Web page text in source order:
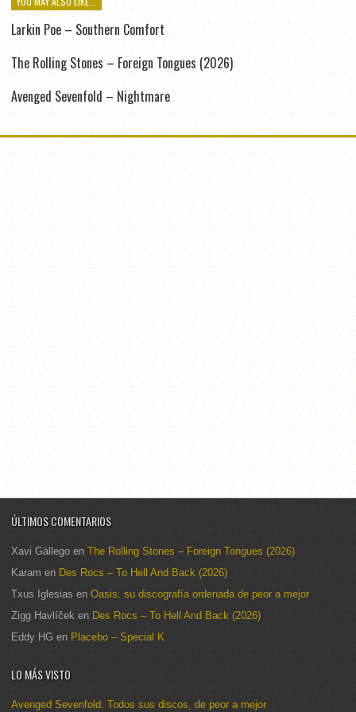
Larkin Poe – Southern Comfort
The Rolling Stones – Foreign Tongues (2026)
Avenged Sevenfold – Nightmare
ÚLTIMOS COMENTARIOS
Xavi Gàllego en The Rolling Stones – Foreign Tongues (2026)
Karam en Des Rocs – To Hell And Back (2026)
Txus Iglesias en Oasis: su discografía ordenada de peor a mejor
Zigg Havlíček en Des Rocs – To Hell And Back (2026)
Eddy HG en Placebo – Special K
LO MÁS VISTO
Avenged Sevenfold: Todos sus discos, de peor a mejor